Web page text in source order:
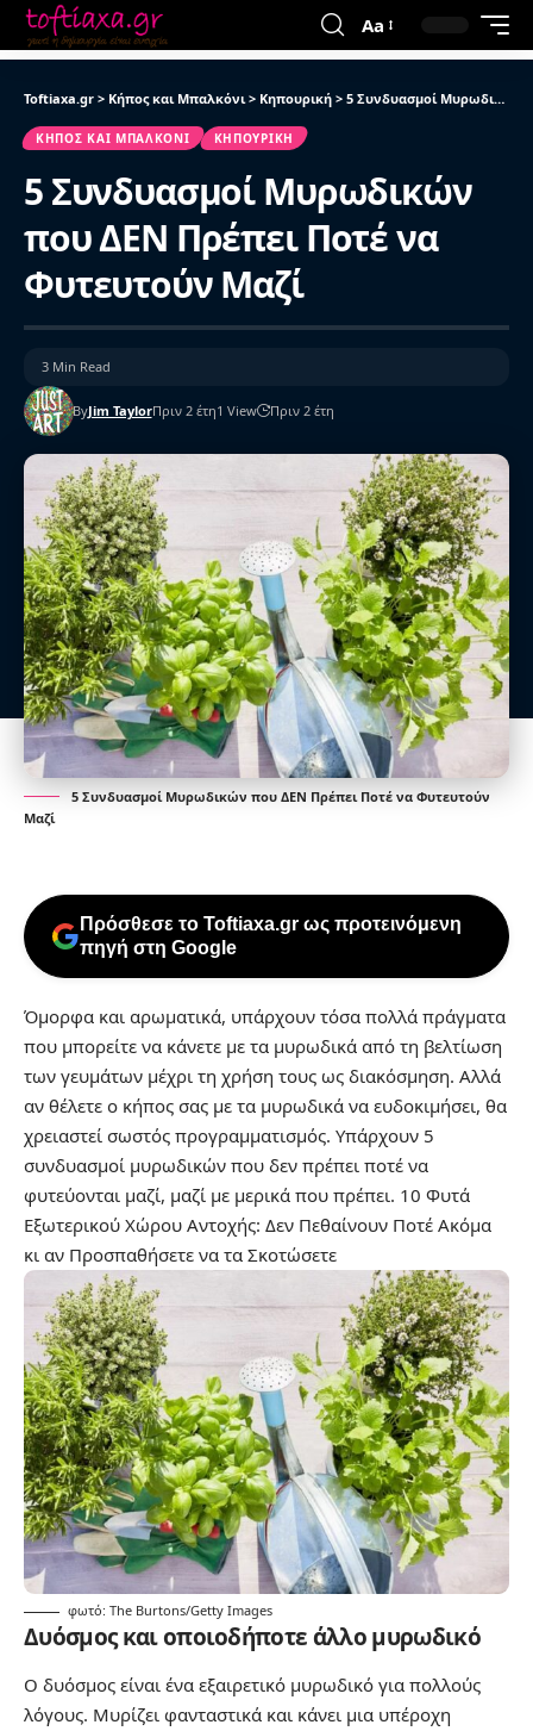
Aa
Toftiaxa.gr > Κήπος και Μπαλκόνι> Κηπουρική > 5 Συνδυασμοί Μυρωδικών που ΔΕΝ Πρέπει Ποτέ να Φυτευτούν Μαζί
ΚΉΠΟΣ ΚΑΙ ΜΠΑΛΚΌΝΙ ΚΗΠΟΥΡΙΚΉ
5 Συνδυασμοί Μυρωδικών
που ΔΕΝ Πρέπει Ποτέ να
Φυτευτούν Μαζί
ByJim TaylorΠριν 2 έτη1 View Πριν 2 έτη
3 Min Read
5 Συνδυασμοί Μυρωδικών που ΔΕΝ Πρέπει Ποτέ να Φυτευτούν
Μαζί
Πρόσθεσε το Toftiaxa.gr ως προτεινόμενη
πηγή στη Google
Όμορφα και αρωματικά, υπάρχουν τόσα πολλά πράγματα
που μπορείτε να κάνετε με τα μυρωδικά από τη βελτίωση
των γευμάτων μέχρι τη χρήση τους ως διακόσμηση. Αλλά
αν θέλετε ο κήπος σας με τα μυρωδικά να ευδοκιμήσει, θα
χρειαστεί σωστός προγραμματισμός. Υπάρχουν 5
συνδυασμοί μυρωδικών που δεν πρέπει ποτέ να
φυτεύονται μαζί, μαζί με μερικά που πρέπει. 10 Φυτά
Εξωτερικού Χώρου Αντοχής: Δεν Πεθαίνουν Ποτέ Ακόμα
κι αν Προσπαθήσετε να τα Σκοτώσετε
φωτό: The Burtons/Getty Images
Δυόσμος και οποιοδήποτε άλλο μυρωδικό
Ο δυόσμος είναι ένα εξαιρετικό μυρωδικό για πολλούς
λόγους. Μυρίζει φανταστικά και κάνει μια υπέροχη